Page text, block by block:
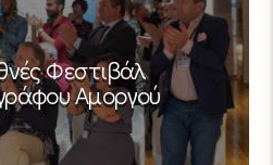
Φεστιβάλ
Αμοργού